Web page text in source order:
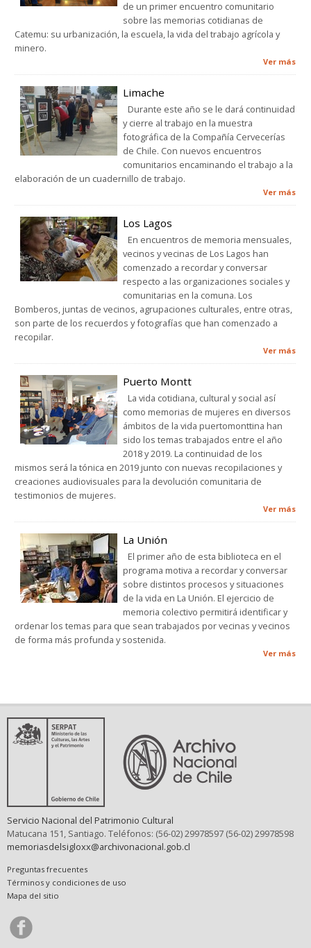
de un primer encuentro comunitario
sobre las memorias cotidianas de
Catemu: su urbanización, la escuela, la vida del trabajo agrícola y
minero.
Ver más
Limache
Durante este año se le dará continuidad
y cierre al trabajo en la muestra
fotográfica de la Compañía Cervecerías
de Chile. Con nuevos encuentros
comunitarios encaminando el trabajo a la
elaboración de un cuadernillo de trabajo.
Ver más
Los Lagos
En encuentros de memoria mensuales,
vecinos y vecinas de Los Lagos han
comenzado a recordar y conversar
respecto a las organizaciones sociales y
comunitarias en la comuna. Los
Bomberos, juntas de vecinos, agrupaciones culturales, entre otras,
son parte de los recuerdos y fotografías que han comenzado a
recopilar.
Ver más
Puerto Montt
La vida cotidiana, cultural y social así
como memorias de mujeres en diversos
ámbitos de la vida puertomonttina han
sido los temas trabajados entre el año
2018 y 2019. La continuidad de los
mismos será la tónica en 2019 junto con nuevas recopilaciones y
creaciones audiovisuales para la devolución comunitaria de
testimonios de mujeres.
Ver más
La Unión
El primer año de esta biblioteca en el
programa motiva a recordar y conversar
sobre distintos procesos y situaciones
de la vida en La Unión. El ejercicio de
memoria colectivo permitirá identificar y
ordenar los temas para que sean trabajados por vecinas y vecinos
de forma más profunda y sostenida.
Ver más
Servicio Nacional del Patrimonio Cultural
Matucana 151, Santiago. Teléfonos: (56-02) 29978597 (56-02) 29978598
memoriasdelsigloxx@archivonacional.gob.cl
Preguntas frecuentes
Términos y condiciones de uso
Mapa del sitio